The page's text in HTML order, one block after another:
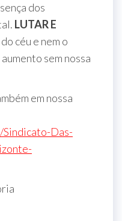
dos
LUTAR E
céu e nem o
sem nossa
em nossa
Das-